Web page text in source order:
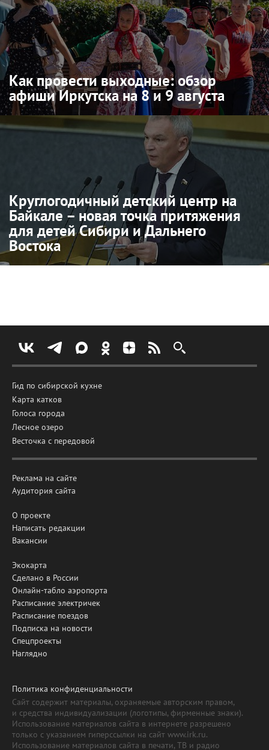
Как провести выходные: обзор
афиши Иркутска на 8 и 9 августа
Круглогодичный детский центр на
Байкале – новая точка притяжения
для детей Сибири и Дальнего
Востока
Гид по сибирской кухне
Карта катков
Голоса города
Лесное озеро
Весточка с передовой
Реклама на сайте
Аудитория сайта
О проекте
Написать редакции
Вакансии
Экокарта
Сделано в России
Онлайн-табло аэропорта
Расписание электричек
Расписание поездов
Подписка на новости
Спецпроекты
Наглядно
Политика конфиденциальности
Сайт содержит материалы, охраняемые авторским правом,
и средства индивидуализации (логотипы, фирменные знаки).
Использование материалов сайта в интернете разрешено
только с указанием гиперссылки на сайт www.irk.ru.
Использование материалов сайта в печати, ТВ и радио